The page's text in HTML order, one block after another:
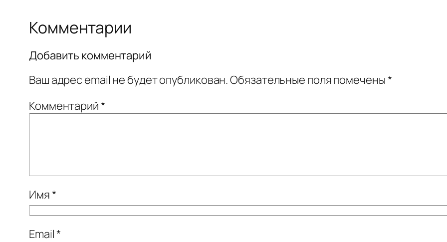
Комментарии
Добавить комментарий
Ваш адрес email не будет опубликован.Обязательные поля помечены*
Комментарий*
Имя*
Email*